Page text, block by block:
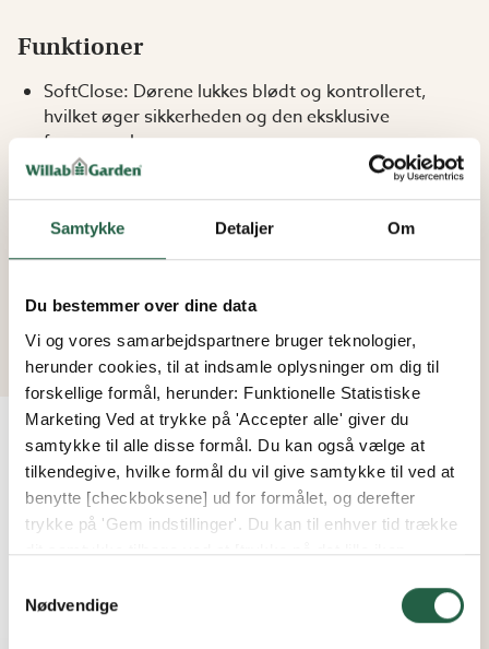
Samtykke Detaljer Om
Du bestemmer over dine data
Vi og vores samarbejdspartnere bruger teknologier,
herunder cookies, til at indsamle oplysninger om dig til
forskellige formål, herunder: Funktionelle Statistiske
Marketing Ved at trykke på 'Accepter alle' giver du
samtykke til alle disse formål. Du kan også vælge at
tilkendegive, hvilke formål du vil give samtykke til ved at
benytte [checkboksene] ud for formålet, og derefter
trykke på 'Gem indstillinger'. Du kan til enhver tid trække
dit samtykke tilbage ved at [trykke på det lille ikon
mere om vores brug af cookies og andre teknologier,
Nødvendige
Funktioner
SoftClose: Dørene lukkes blødt og kontrolleret,
hvilket øger sikkerheden og den eksklusive
fornemmelse.
Lås: Diskret og stabil 2-punktslås for optimal
pasform og sikkerhed.
Skydedørshåndtag og lås er integreret og kan
placeres på indersiden eller ydersiden.
Nyhed KAMPAGNE